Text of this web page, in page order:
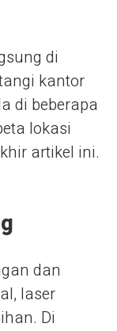
di
kantor
di beberapa
lokasi
artikel ini.
dan
laser
Di